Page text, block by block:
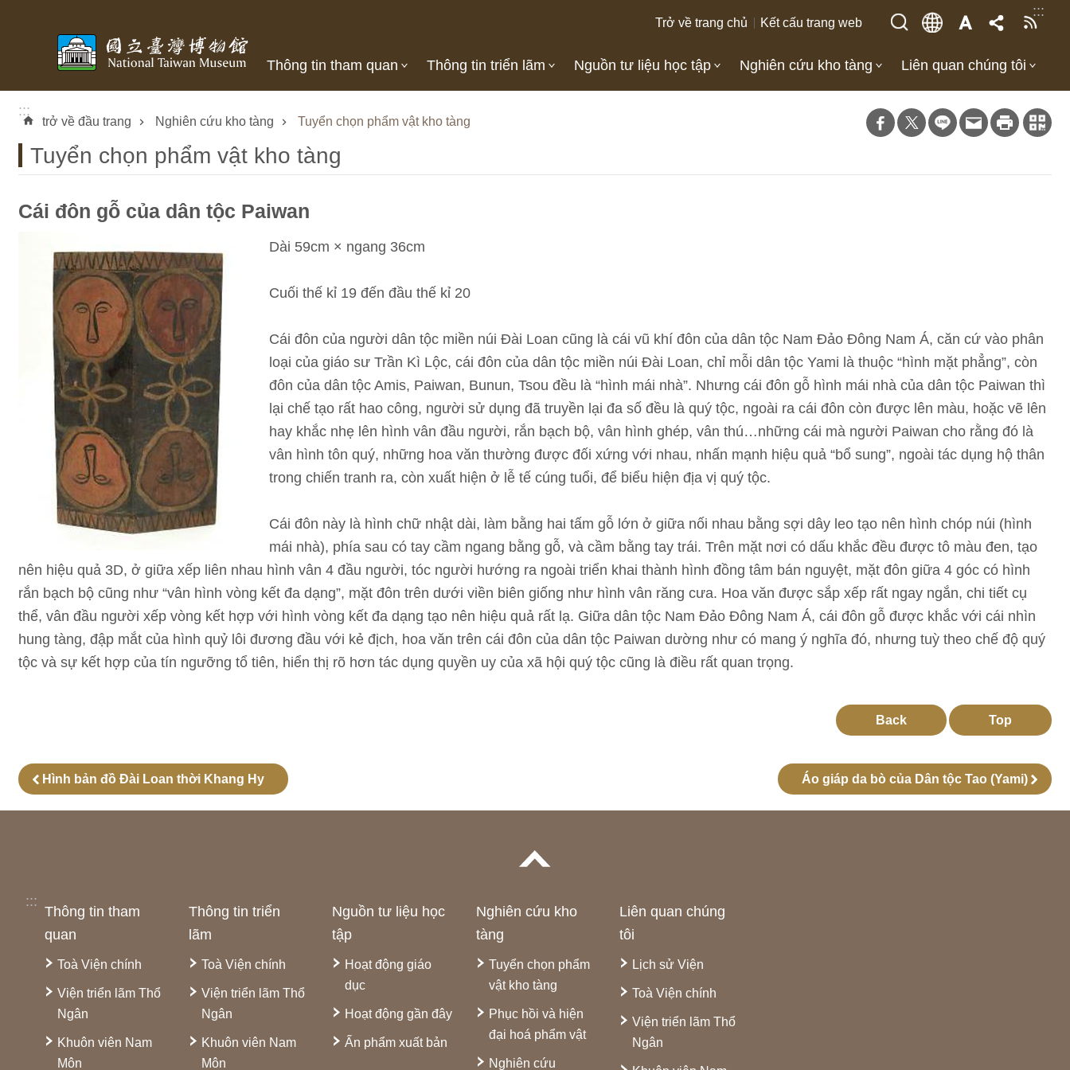
:::
Trở về trang chủ Kết cấu trang web
Thông tin tham quan Thông tin triển lãm Nguồn tư liệu học tập Nghiên cứu kho tàng Liên quan chúng tôi
:::
trở về đầu trang Nghiên cứu kho tàng Tuyển chọn phẩm vật kho tàng
Tuyển chọn phẩm vật kho tàng
Cái đôn gỗ của dân tộc Paiwan
Dài 59cm × ngang 36cm
Cuối thế kỉ 19 đến đầu thế kỉ 20
Cái đôn của người dân tộc miền núi Đài Loan cũng là cái vũ khí đôn của dân tộc Nam Đảo Đông Nam Á, căn cứ vào phân
loại của giáo sư Trần Kì Lộc, cái đôn của dân tộc miền núi Đài Loan, chỉ mỗi dân tộc Yami là thuộc “hình mặt phẳng”, còn
đôn của dân tộc Amis, Paiwan, Bunun, Tsou đều là “hình mái nhà”. Nhưng cái đôn gỗ hình mái nhà của dân tộc Paiwan thì
lại chế tạo rất hao công, người sử dụng đã truyền lại đa số đều là quý tộc, ngoài ra cái đôn còn được lên màu, hoặc vẽ lên
hay khắc nhẹ lên hình vân đầu người, rắn bạch bộ, vân hình ghép, vân thú…những cái mà người Paiwan cho rằng đó là
vân hình tôn quý, những hoa văn thường được đối xứng với nhau, nhấn mạnh hiệu quả “bổ sung”, ngoài tác dụng hộ thân
trong chiến tranh ra, còn xuất hiện ở lễ tế cúng tuổi, để biểu hiện địa vị quý tộc.
Cái đôn này là hình chữ nhật dài, làm bằng hai tấm gỗ lớn ở giữa nối nhau bằng sợi dây leo tạo nên hình chóp núi (hình
mái nhà), phía sau có tay cầm ngang bằng gỗ, và cầm bằng tay trái. Trên mặt nơi có dấu khắc đều được tô màu đen, tạo
nên hiệu quả 3D, ở giữa xếp liên nhau hình vân 4 đầu người, tóc người hướng ra ngoài triển khai thành hình đồng tâm bán nguyệt, mặt đôn giữa 4 góc có hình
rắn bạch bộ cũng như “vân hình vòng kết đa dạng”, mặt đôn trên dưới viền biên giống như hình vân răng cưa. Hoa văn được sắp xếp rất ngay ngắn, chi tiết cụ
thể, vân đầu người xếp vòng kết hợp với hình vòng kết đa dạng tạo nên hiệu quả rất lạ. Giữa dân tộc Nam Đảo Đông Nam Á, cái đôn gỗ được khắc với cái nhìn
hung tàng, đập mắt của hình quỷ lôi đương đầu với kẻ địch, hoa văn trên cái đôn của dân tộc Paiwan dường như có mang ý nghĩa đó, nhưng tuỳ theo chế độ quý
tộc và sự kết hợp của tín ngưỡng tổ tiên, hiển thị rõ hơn tác dụng quyền uy của xã hội quý tộc cũng là điều rất quan trọng.
Back Top
Hình bản đồ Đài Loan thời Khang Hy Áo giáp da bò của Dân tộc Tao (Yami)
:::
Thông tin tham
quan
Toà Viện chính
Viện triển lãm Thổ
Ngân
Khuôn viên Nam
Môn
Thông tin triển
lãm
Toà Viện chính
Viện triển lãm Thổ
Ngân
Khuôn viên Nam
Môn
Nguồn tư liệu học
tập
Hoạt động giáo
dục
Hoạt động gần đây
Ấn phẩm xuất bản
Nghiên cứu kho
tàng
Tuyển chọn phẩm
vật kho tàng
Phục hồi và hiện
đại hoá phẩm vật
Nghiên cứu
Liên quan chúng
tôi
Lịch sử Viện
Toà Viện chính
Viện triển lãm Thổ
Ngân